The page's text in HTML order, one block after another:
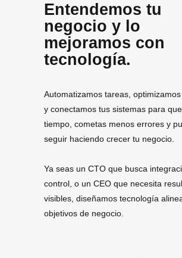
Entendemos tu
negocio y lo
mejoramos con
tecnología.
Automatizamos tareas,
y conectamos tus sistemas para
tiempo, cometas menos errores y
seguir haciendo crecer tu negocio.
Ya seas un CTO que busca
control, o un CEO que necesita
visibles, diseñamos tecnología
objetivos de negocio.